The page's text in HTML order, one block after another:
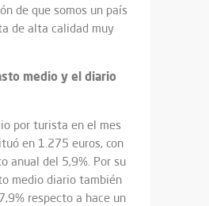
de que somos un país
de alta calidad muy
medio y el diario
por turista en el mes
en 1.275 euros, con
anual del 5,9%. Por su
medio diario también
respecto a hace un